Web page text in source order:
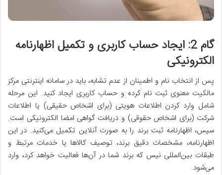
گام 2: ایجاد حساب کاربری و تکمیل اظهارنامه
الکترونیکی
پس از انتخاب نام و اطمینان از عدم تشابه، باید در سامانه اینترنتی مرکز
مالکیت معنوی ثبت نام کرده و حساب کاربری ایجاد کنید. این مرحله
شامل وارد کردن اطلاعات هویتی (برای اشخاص حقیقی) یا اطلاعات
شرکت (برای اشخاص حقوقی) و دریافت گواهی امضا الکترونیکی است.
سپس، اظهارنامه ثبت برند را به صورت آنلاین تکمیل می‌کنید. در این
اظهارنامه، مشخصات دقیق برند، توصیف کالاها یا خدمات مرتبط و
طبقات بین‌المللی نیس که برند شما در آن‌ها فعالیت خواهد کرد، وارد
می‌شود.